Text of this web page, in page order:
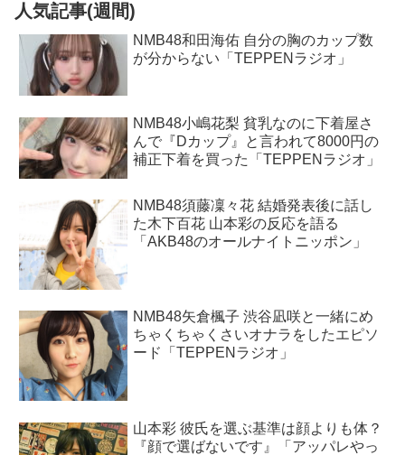
人気記事(週間)
NMB48和田海佑 自分の胸のカップ数
が分からない「TEPPENラジオ」
NMB48小嶋花梨 貧乳なのに下着屋さ
んで『Dカップ』と言われて8000円の
補正下着を買った「TEPPENラジオ」
NMB48須藤凜々花 結婚発表後に話し
た木下百花 山本彩の反応を語る
「AKB48のオールナイトニッポン」
NMB48矢倉楓子 渋谷凪咲と一緒にめ
ちゃくちゃくさいオナラをしたエピソ
ード「TEPPENラジオ」
山本彩 彼氏を選ぶ基準は顔よりも体？
『顔で選ばないです』「アッパレやっ